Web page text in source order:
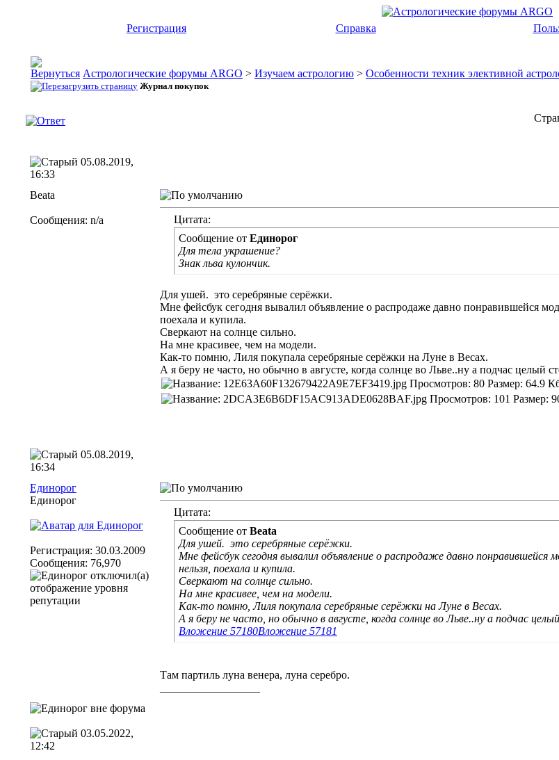
Регистрация Справка
Астрологические форумы ARGO > Изучаем астрологию > Особенности техник элективной
Журнал покупок
05.08.2019,
16:33
Beata
Сообщения: n/a
Цитата:
Сообщение от Единорог
Для тела украшение?
Знак льва кулончик.
Для ушей. это серебряные серёжки.
Мне фейсбук сегодня вывалил объявление о распродаже давно понравившейся
поехала и купила.
Сверкают на солнце сильно.
На мне красивее, чем на модели.
Как-то помню, Лиля покупала серебряные серёжки на Луне в Весах.
А я беру не часто, но обычно в августе, когда солнце во Льве..ну а подчас целый
05.08.2019,
16:34
Единорог
Единорог
Регистрация: 30.03.2009
Сообщения: 76,970
Цитата:
Сообщение от Beata
Для ушей. это серебряные серёжки.
Мне фейсбук сегодня вывалил объявление о распродаже давно
нельзя, поехала и купила.
Сверкают на солнце сильно.
На мне красивее, чем на модели.
Как-то помню, Лиля покупала серебряные серёжки на Луне в Весах.
А я беру не часто, но обычно в августе, когда солнце во Льве..ну а подчас
Вложение 57180Вложение 57181
Там партиль луна венера, луна серебро.
03.05.2022,
12:42